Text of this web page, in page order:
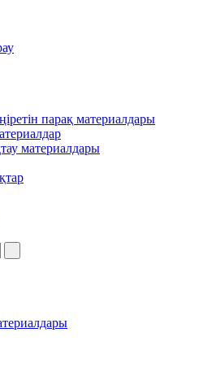
парақ материалдары
материалдары